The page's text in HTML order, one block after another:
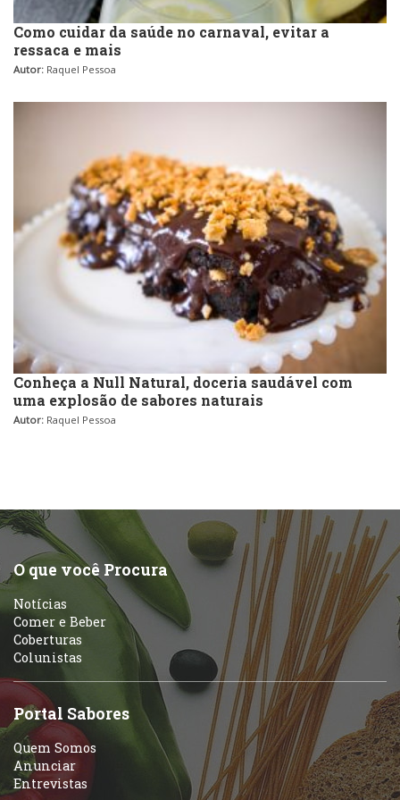
Como cuidar da saúde no carnaval, evitar a
ressaca e mais
Autor: Raquel Pessoa
Conheça a Null Natural, doceria saudável com
uma explosão de sabores naturais
Autor: Raquel Pessoa
O que você Procura
Notícias
Comer e Beber
Coberturas
Colunistas
Portal Sabores
Quem Somos
Anunciar
Entrevistas